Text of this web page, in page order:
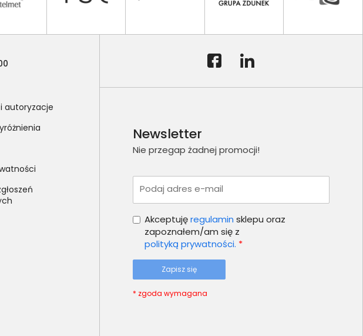
autoryzacje
Newsletter
Nie przegap żadnej promocji!
Podaj adres e-mail
Akceptujęregulamin sklepu oraz
zapoznałem/am się z
polityką prywatności. *
Zapisz się
* zgoda wymagana